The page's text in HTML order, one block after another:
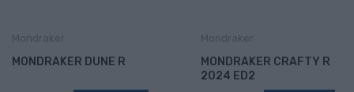
MONDRAKER DUNE R
MONDRAKER CRAFTY R
2024 ED2